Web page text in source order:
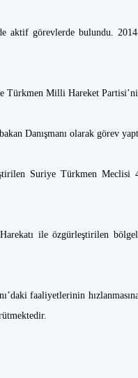
aktif görevlerde bulundu.
Türkmen Milli Hareket
Danışmanı olarak görev
Suriye Türkmen
ile özgürleştirilen
faaliyetlerinin